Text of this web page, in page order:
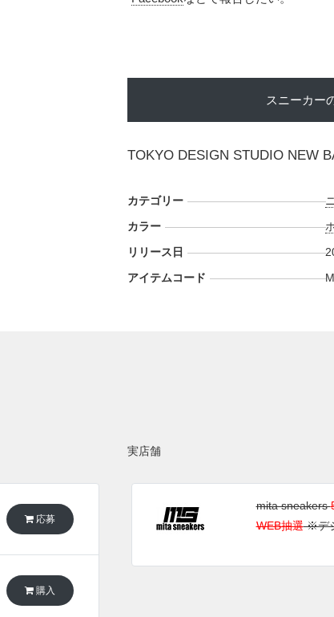
スニーカー
TOKYO DESIGN STUDIO NEW
カテゴリー
カラー
リリース日
アイテムコード
応募
購入
実店舗
mita sneakers
WEB抽選※デ